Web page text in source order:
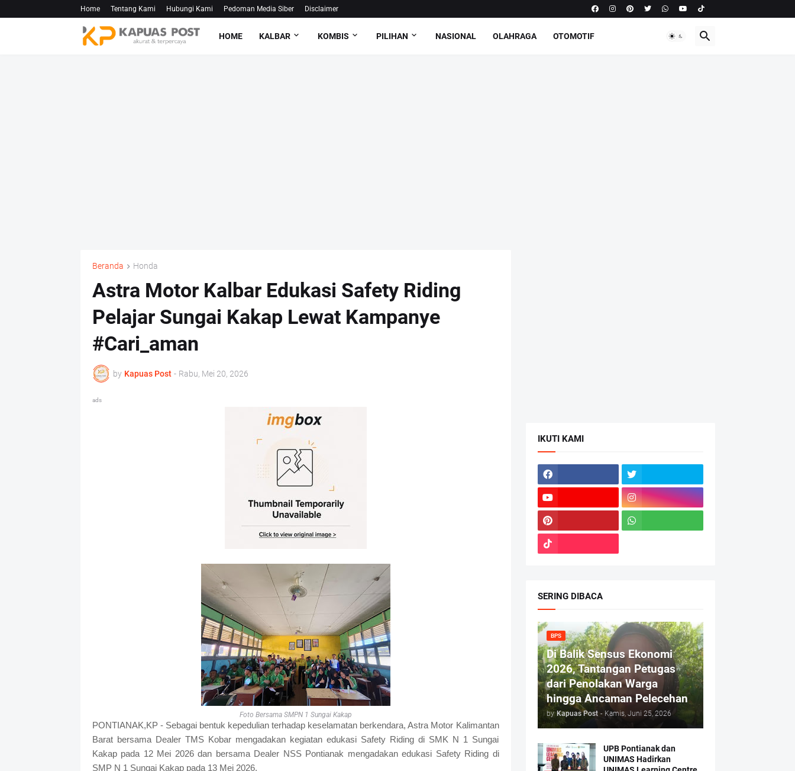
Home Tentang Kami Hubungi Kami Pedoman Media Siber Disclaimer
HOME KALBAR KOMBIS PILIHAN NASIONAL OLAHRAGA OTOMOTIF
Beranda Honda
Astra Motor Kalbar Edukasi Safety Riding
Pelajar Sungai Kakap Lewat Kampanye
#Cari_aman
by Kapuas Post - Rabu, Mei 20, 2026
ads
Foto Bersama SMPN 1 Sungai Kakap
PONTIANAK,KP - Sebagai bentuk kepedulian terhadap keselamatan berkendara, Astra Motor Kalimantan
Barat bersama Dealer TMS Kobar mengadakan kegiatan edukasi Safety Riding di SMK N 1 Sungai
Kakap pada 12 Mei 2026 dan bersama Dealer NSS Pontianak mengadakan edukasi Safety Riding di
SMP N 1 Sungai Kakap pada 13 Mei 2026.
IKUTI KAMI
SERING DIBACA
BPS
Di Balik Sensus Ekonomi
2026, Tantangan Petugas
dari Penolakan Warga
hingga Ancaman Pelecehan
by Kapuas Post - Kamis, Juni 25, 2026
UPB Pontianak dan
UNIMAS Hadirkan